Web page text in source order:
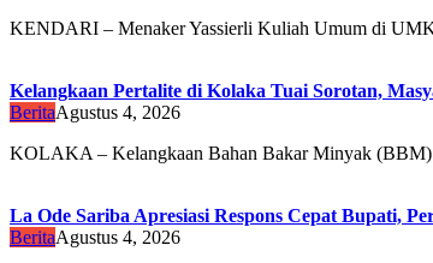
KENDARI – Menaker Yassierli Kuliah Umum di
Kelangkaan Pertalite di Kolaka Tuai Sorotan,
BeritaAgustus 4, 2026
KOLAKA – Kelangkaan Bahan Bakar Minyak
La Ode Sariba Apresiasi Respons Cepat Bupati,
BeritaAgustus 4, 2026